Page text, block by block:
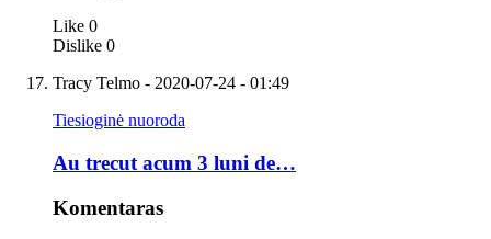
Like 0
Dislike 0
Tracy Telmo - 2020-07-24 - 01:49
Tiesioginė nuoroda
Au trecut acum 3 luni de…
Komentaras